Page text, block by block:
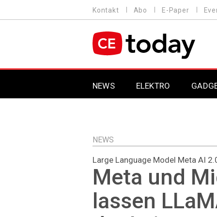
zum
MENU
Kontakt Abo E-Paper
MAIN NAVIGATION
NEWS ELEKTRO
NEWS
Large Language Model Meta AI
Meta und
lassen